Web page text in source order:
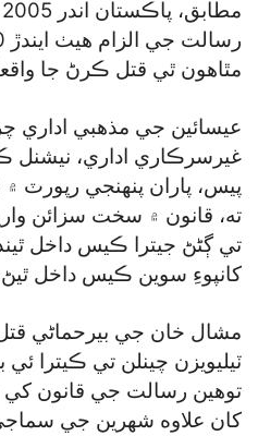
مٿاهون ٿي قتل ڪرڻ جا
عيسائين جي مذهبي اداري
غيرسرڪاري اداري،
پيس، پاران پنهنجي رپورٽ
ته، قانون ۾ سخت سزائن
تي ڳڻڻ جيترا ڪيس داخل
کانپوءِ سوين ڪيس داخل ٿيڻ
مشال خان جي بيرحماڻي
ٽيليويزن چينلن تي ڪيترا ئي
توهين رسالت جي قانون کي
کان علاوه شهرين جي